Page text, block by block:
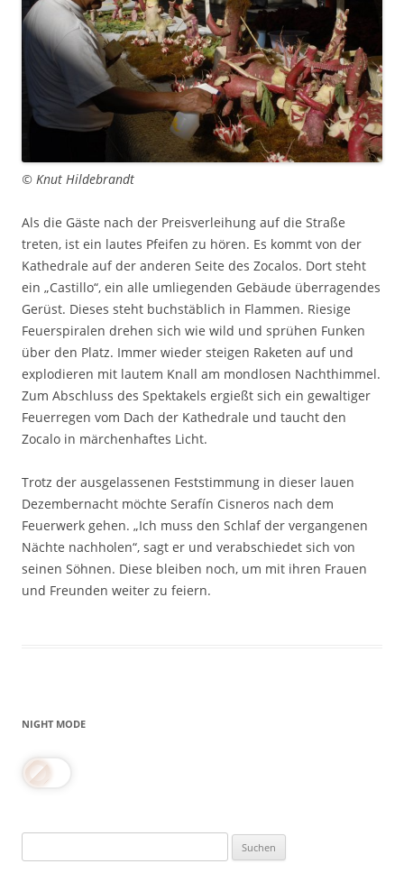
© Knut Hildebrandt
Als die Gäste nach der Preisverleihung auf die Straße
treten, ist ein lautes Pfeifen zu hören. Es kommt von der
Kathedrale auf der anderen Seite des Zocalos. Dort steht
ein „Castillo“, ein alle umliegenden Gebäude überragendes
Gerüst. Dieses steht buchstäblich in Flammen. Riesige
Feuerspiralen drehen sich wie wild und sprühen Funken
über den Platz. Immer wieder steigen Raketen auf und
explodieren mit lautem Knall am mondlosen Nachthimmel.
Zum Abschluss des Spektakels ergießt sich ein gewaltiger
Feuerregen vom Dach der Kathedrale und taucht den
Zocalo in märchenhaftes Licht.
Trotz der ausgelassenen Feststimmung in dieser lauen
Dezembernacht möchte Serafín Cisneros nach dem
Feuerwerk gehen. „Ich muss den Schlaf der vergangenen
Nächte nachholen“, sagt er und verabschiedet sich von
seinen Söhnen. Diese bleiben noch, um mit ihren Frauen
und Freunden weiter zu feiern.
NIGHT MODE
nach: